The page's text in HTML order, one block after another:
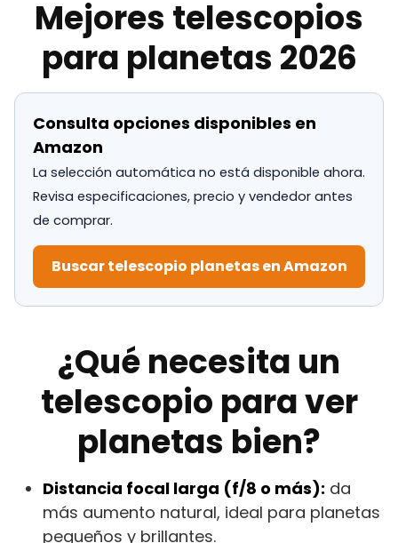
Mejores telescopios
para planetas 2026
Consulta opciones disponibles en
Amazon
La selección automática no está disponible ahora.
Revisa especificaciones, precio y vendedor antes
de comprar.
Buscar telescopio planetas en Amazon
¿Qué necesita un
telescopio para ver
planetas bien?
Distancia focal larga (f/8 o más): da
más aumento natural, ideal para planetas
pequeños y brillantes.